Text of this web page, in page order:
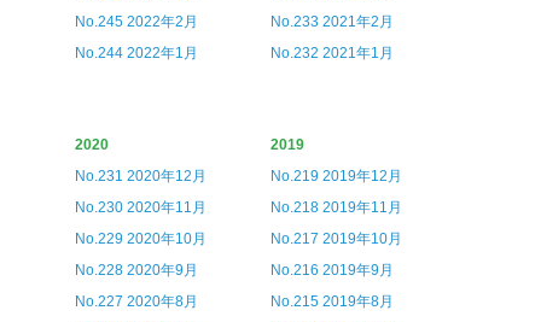
No.245 2022年2月
No.244 2022年1月
No.233 2021年2月
No.232 2021年1月
2020
No.231 2020年12月
No.230 2020年11月
No.229 2020年10月
No.228 2020年9月
No.227 2020年8月
2019
No.219 2019年12月
No.218 2019年11月
No.217 2019年10月
No.216 2019年9月
No.215 2019年8月